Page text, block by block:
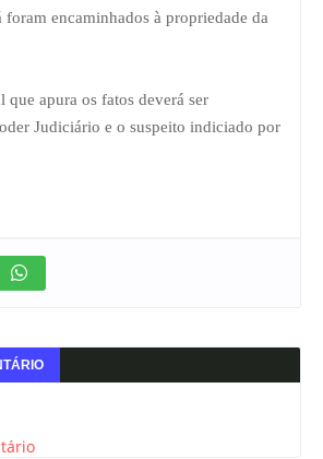
encaminhados à propriedade da
apura os fatos deverá ser
Judiciário e o suspeito indiciado por